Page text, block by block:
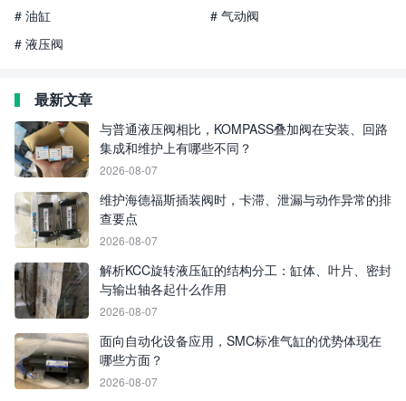
# 油缸
# 气动阀
# 液压阀
最新文章
与普通液压阀相比，KOMPASS叠加阀在安装、回路
集成和维护上有哪些不同？
2026-08-07
维护海德福斯插装阀时，卡滞、泄漏与动作异常的排
查要点
2026-08-07
解析KCC旋转液压缸的结构分工：缸体、叶片、密封
与输出轴各起什么作用
2026-08-07
面向自动化设备应用，SMC标准气缸的优势体现在
哪些方面？
2026-08-07